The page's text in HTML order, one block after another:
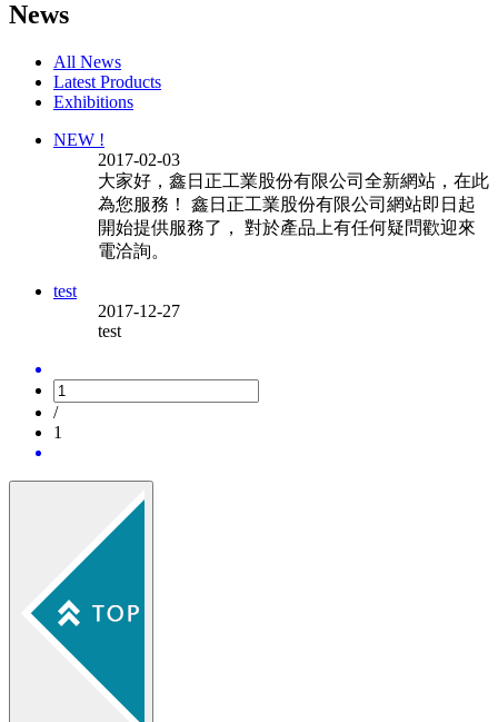
News
All News
Latest Products
Exhibitions
NEW !
2017-02-03
大家好，鑫日正工業股份有限公司全新網站，在此
為您服務！ 鑫日正工業股份有限公司網站即日起
開始提供服務了， 對於產品上有任何疑問歡迎來
電洽詢。
test
2017-12-27
test
/
1